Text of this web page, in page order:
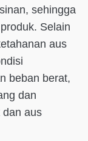
sehingga
Selain
aus
beban berat,
dan
dan aus